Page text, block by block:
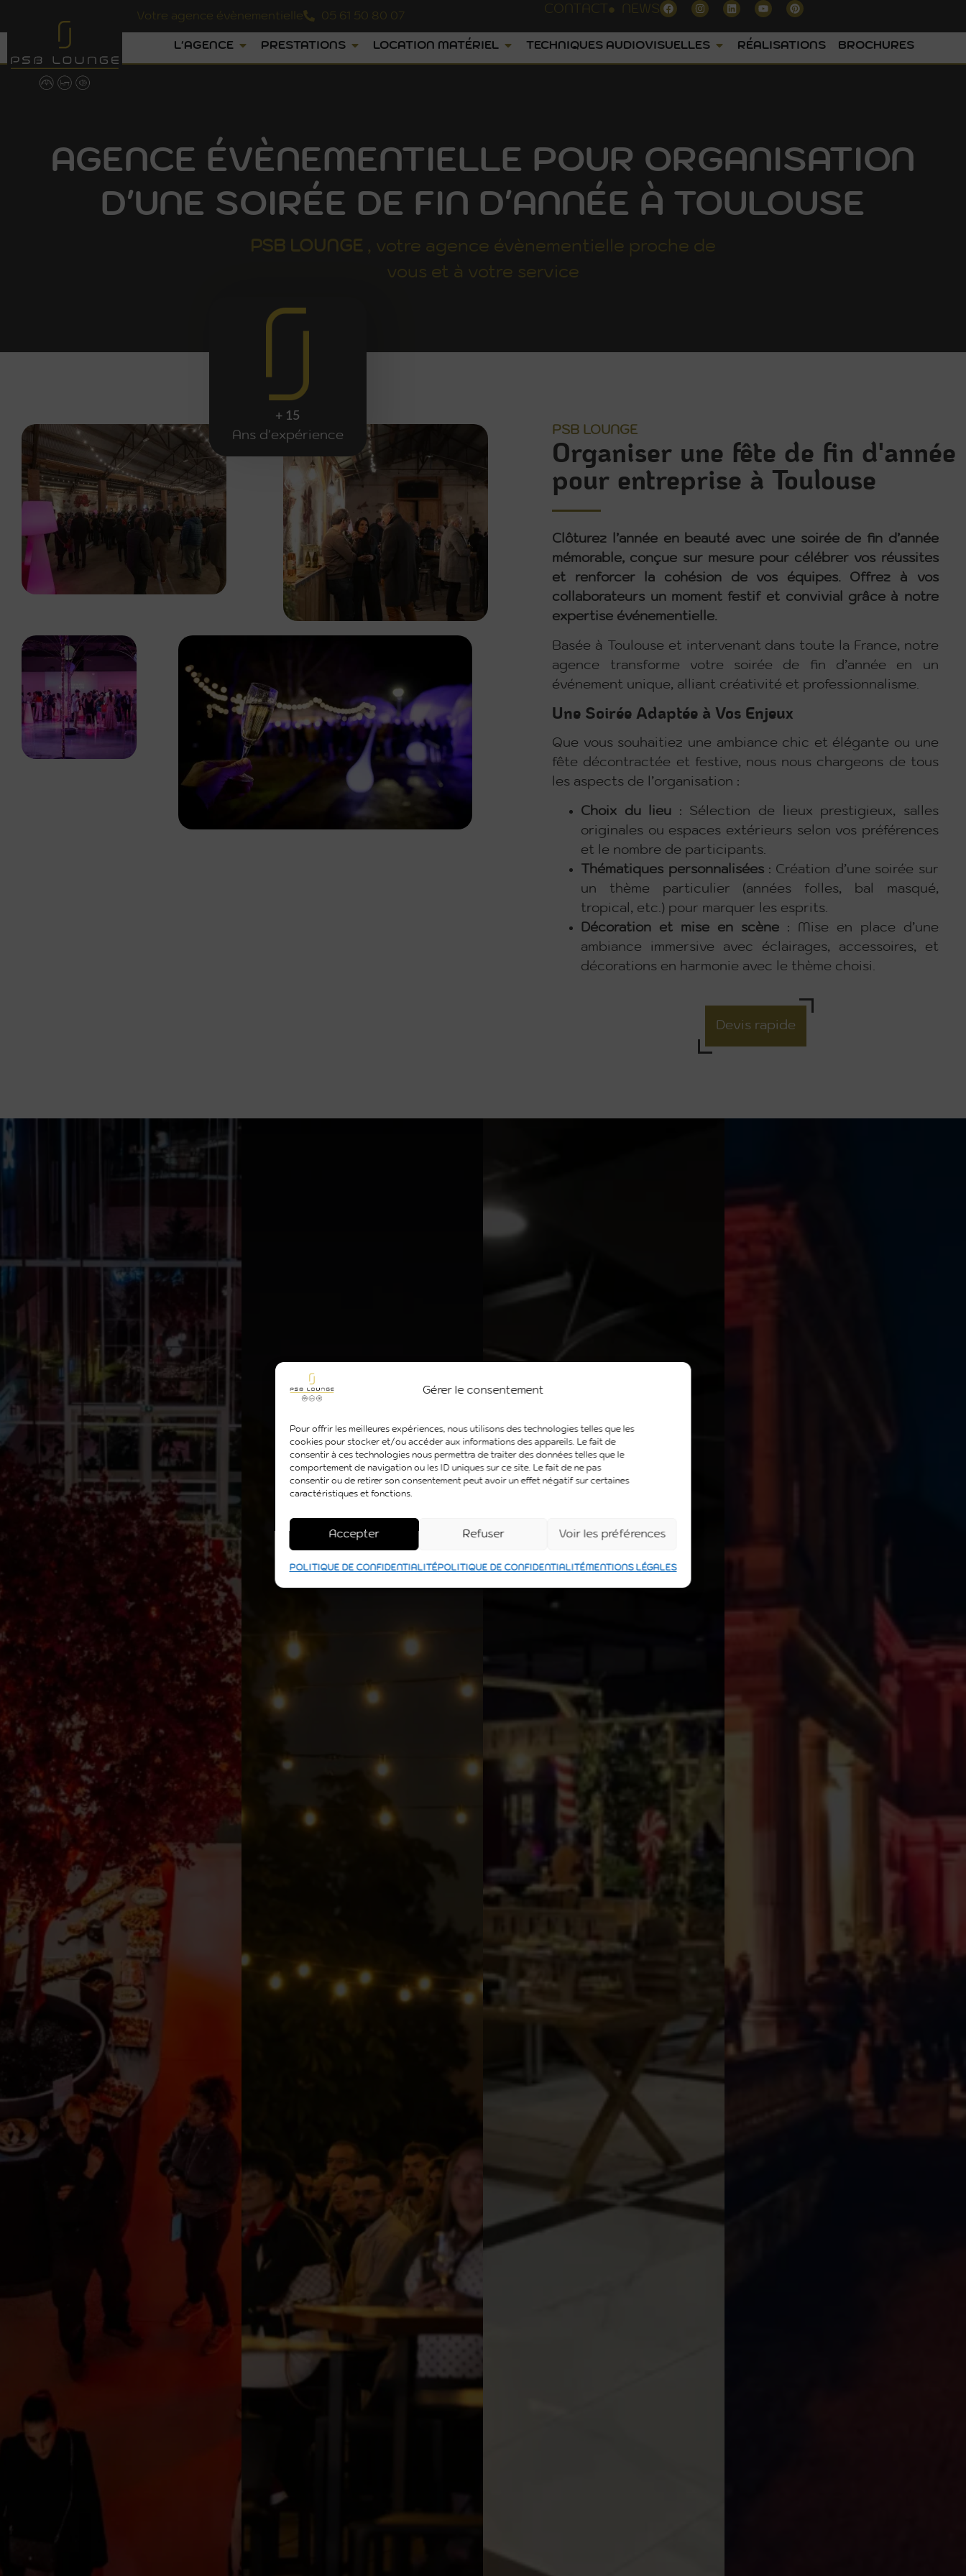
Gérer le consentement
Pour offrir les meilleures expériences, nous utilisons des technologies telles que les
cookies pour stocker et/ou accéder aux informations des appareils. Le fait de
consentir à ces technologies nous permettra de traiter des données telles que le
comportement de navigation ou les ID uniques sur ce site. Le fait de ne pas
consentir ou de retirer son consentement peut avoir un effet négatif sur certaines
caractéristiques et fonctions.
Accepter Refuser Voir les préférences
POLITIQUE DE CONFIDENTIALITÉPOLITIQUE DE CONFIDENTIALITÉMENTIONS LÉGALES
Votre agence évènementielle 05 61 50 80 07 CONTACT NEWS
L'AGENCE PRESTATIONS LOCATION MATÉRIEL TECHNIQUES AUDIOVISUELLES RÉALISATIONS BROCHURES
AGENCE ÉVÈNEMENTIELLE POUR ORGANISATION
D'UNE SOIRÉE DE FIN D'ANNÉE À TOULOUSE
PSB LOUNGE , votre agence évènementielle proche de
vous et à votre service
+ 15
Ans d'expérience
PSB LOUNGE
Organiser une fête de fin d'année
pour entreprise à Toulouse
Clôturez l’année en beauté avec une soirée de fin d’année
mémorable, conçue sur mesure pour célébrer vos réussites
et renforcer la cohésion de vos équipes. Offrez à vos
collaborateurs un moment festif et convivial grâce à notre
expertise événementielle.
Basée à Toulouse et intervenant dans toute la France, notre
agence transforme votre soirée de fin d’année en un
événement unique, alliant créativité et professionnalisme.
Une Soirée Adaptée à Vos Enjeux
Que vous souhaitiez une ambiance chic et élégante ou une
fête décontractée et festive, nous nous chargeons de tous
les aspects de l’organisation :
Choix du lieu : Sélection de lieux prestigieux, salles
originales ou espaces extérieurs selon vos préférences
et le nombre de participants.
Thématiques personnalisées: Création d’une soirée sur
un thème particulier (années folles, bal masqué,
tropical, etc.) pour marquer les esprits.
Décoration et mise en scène: Mise en place d’une
ambiance immersive avec éclairages, accessoires, et
décorations en harmonie avec le thème choisi.
Devis rapide